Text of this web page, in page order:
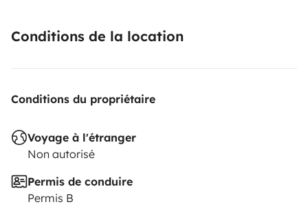
Conditions de la location
Conditions du propriétaire
Voyage à l'étranger
Non autorisé
Permis de conduire
Permis B